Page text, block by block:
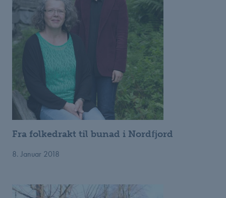
Fra folkedrakt til bunad i Nordfjord
8. Januar 2018